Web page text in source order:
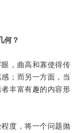
何？
，曲高和寡使得传
；而另一方面，当
丰富有趣的内容形
度，将一个问题抛